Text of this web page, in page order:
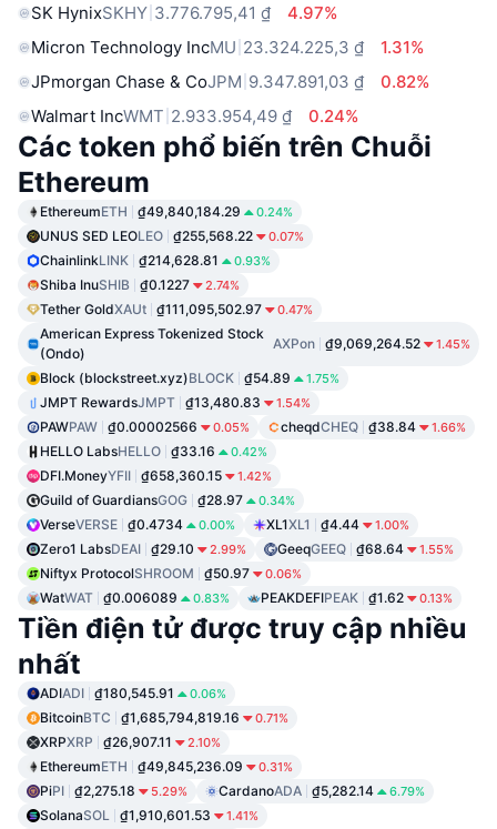
SK HynixSKHY 3.776.795,41 ₫
4.97%
Micron Technology IncMU 23.324.225,3 ₫
1.31%
JPmorgan Chase & CoJPM 9.347.891,03 ₫
0.82%
Walmart IncWMT 2.933.954,49 ₫ 0.24%
Các token phổ biến trên Chuỗi
Ethereum
EthereumETH ₫49,840,184.29 0.24%
UNUS SED LEOLEO ₫255,568.22 0.07%
ChainlinkLINK ₫214,628.81 0.93%
Shiba InuSHIB ₫0.1227 2.74%
Tether GoldXAUt ₫111,095,502.97 0.47%
American Express Tokenized Stock
(Ondo)
AXPon ₫9,069,264.52 1.45%
Block (blockstreet.xyz)BLOCK ₫54.89 1.75%
JMPT RewardsJMPT ₫13,480.83 1.54%
PAWPAW ₫0.00002566 0.05% cheqdCHEQ ₫38.84 1.66%
HELLO LabsHELLO ₫33.16 0.42%
DFI.MoneyYFII ₫658,360.15 1.42%
Guild of GuardiansGOG ₫28.97 0.34%
VerseVERSE ₫0.4734 0.00% XL1XL1 ₫4.44 1.00%
Zero1 LabsDEAI ₫29.10 2.99% GeeqGEEQ ₫68.64 1.55%
Niftyx ProtocolSHROOM ₫50.97 0.06%
WatWAT ₫0.006089 0.83% PEAKDEFIPEAK ₫1.62 0.13%
Tiền điện tử được truy cập nhiều
nhất
ADIADI ₫180,545.91 0.06%
BitcoinBTC ₫1,685,794,819.16 0.71%
XRPXRP ₫26,907.11 2.10%
EthereumETH ₫49,845,236.09 0.31%
PiPI ₫2,275.18 5.29% CardanoADA ₫5,282.14 6.79%
SolanaSOL ₫1,910,601.53 1.41%